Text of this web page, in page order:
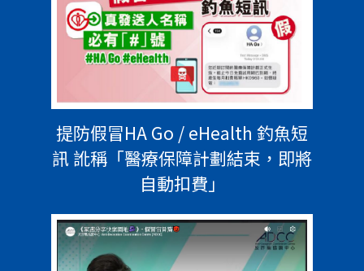
提防假冒HA Go / eHealth 釣魚短
訊 訛稱「醫療保障計劃結束，即將
自動扣費」